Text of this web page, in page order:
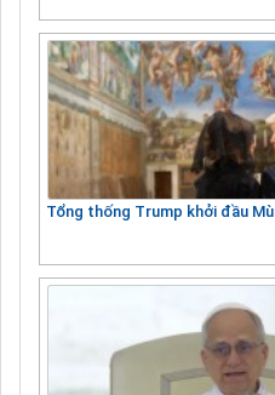
Tổng thống Trump khởi đầu